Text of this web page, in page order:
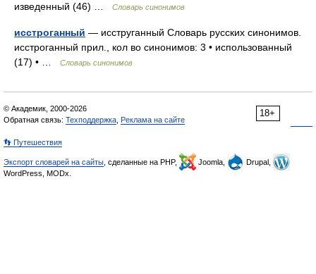
изведенный (46) …
Словарь синонимов
исстроганный — исструганный Словарь русских синонимов.
исстроганный прил., кол во синонимов: 3 • использованный
(17) • …
Словарь синонимов
18+
© Академик, 2000-2026
Обратная связь: Техподдержка Реклама на сайте
👣 Путешествия
Экспорт словарей на сайты , сделанные на PHP, Joomla,
Drupal,
WordPress, MODx.